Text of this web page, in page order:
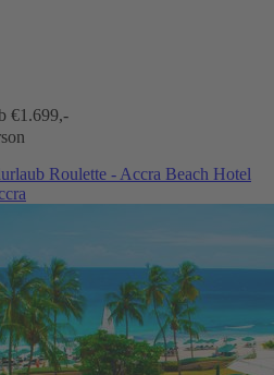
€1.699,-
Roulette - Accra Beach Hotel